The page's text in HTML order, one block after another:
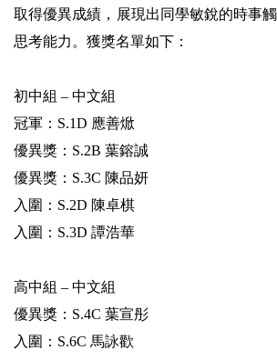
取得優異成績，展現出同學敏銳的時事
思考能力。獲獎名單如下：
初中組 – 中文組
冠軍：S.1D 應善焮
優異獎：S.2B 葉鎔誠
優異獎：S.3C 陳品妍
入圍：S.2D 陳卓棋
入圍：S.3D 譚浩華
高中組 – 中文組
優異獎：S.4C 葉宣彤
入圍：S.6C 馬詠歡